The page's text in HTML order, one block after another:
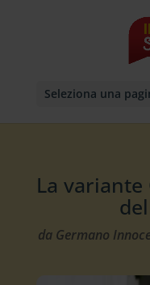
Seleziona una
La
da Germano